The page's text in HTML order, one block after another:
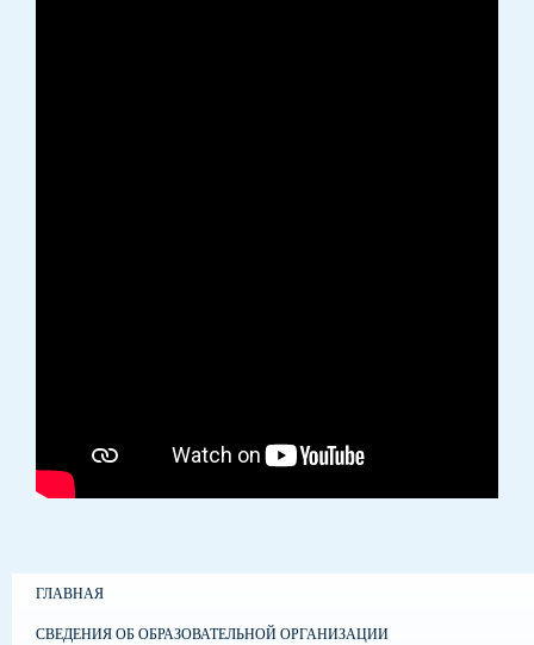
ГЛАВНАЯ
СВЕДЕНИЯ ОБ ОБРАЗОВАТЕЛЬНОЙ ОРГАНИЗАЦИИ